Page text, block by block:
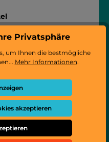
Privatsphäre
um Ihnen die bestmögliche
Mehr Informationen.
akzeptieren